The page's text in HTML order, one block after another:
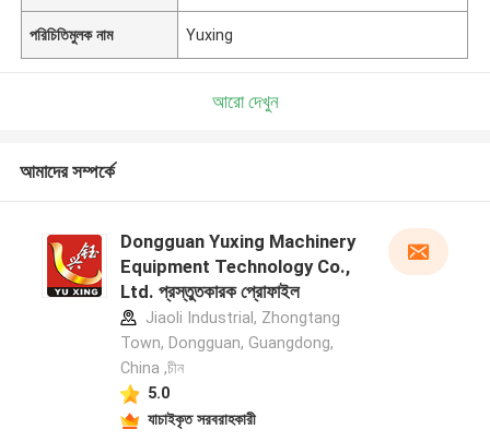
পরিচিতিমুলক নাম Yuxing
আরো দেখুন
আমাদের সম্পর্কে
Dongguan Yuxing Machinery
Equipment Technology Co.,
Ltd. প্রস্তুতকারক প্রোফাইল
Jiaoli Industrial, Zhongtang
Town, Dongguan, Guangdong,
China ,চীন
5.0
যাচাইকৃত সরবরাহকারী